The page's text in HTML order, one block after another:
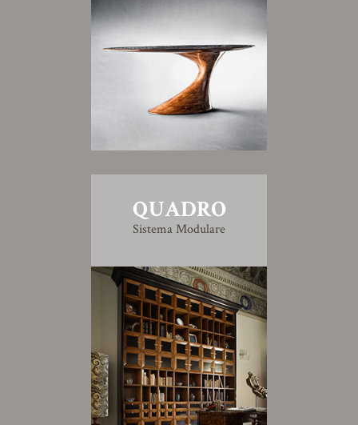
QUADRO
Sistema Modulare